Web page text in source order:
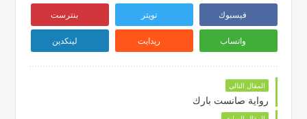
فيسبوك تويتر بنترست
واتساب ريدايت لينكدين
المقال التالي
رواية صانست بارك